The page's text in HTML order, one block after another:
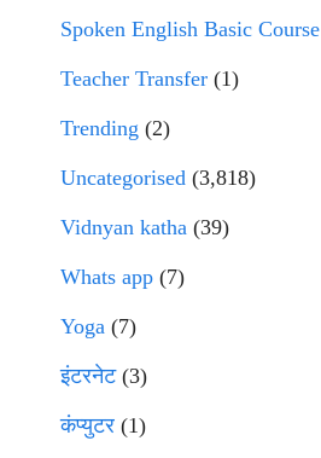
Spoken English Basic Course
Teacher Transfer (1)
Trending (2)
Uncategorised (3,818)
Vidnyan katha (39)
Whats app (7)
Yoga (7)
इंटरनेट(3)
कंप्युटर (1)